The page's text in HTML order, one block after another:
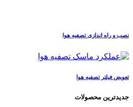
نصب و راه اندازی تصفیه هوا
تعویض فیلتر تصفیه هوا
جدیدترین محصولات